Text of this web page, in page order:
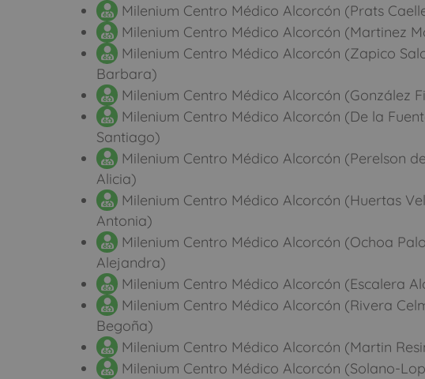
Milenium Centro Médico Alcorcón (Prats
Milenium Centro Médico Alcorcón (Martinez
Milenium Centro Médico Alcorcón (Zapico
Barbara)
Milenium Centro Médico Alcorcón (González
Milenium Centro Médico Alcorcón (De la
Santiago)
Milenium Centro Médico Alcorcón (Perelson
Alicia)
Milenium Centro Médico Alcorcón (Huertas
Antonia)
Milenium Centro Médico Alcorcón (Ochoa
Alejandra)
Milenium Centro Médico Alcorcón (Escalera
Milenium Centro Médico Alcorcón (Rivera
Begoña)
Milenium Centro Médico Alcorcón (Martin
Milenium Centro Médico Alcorcón (Solano-